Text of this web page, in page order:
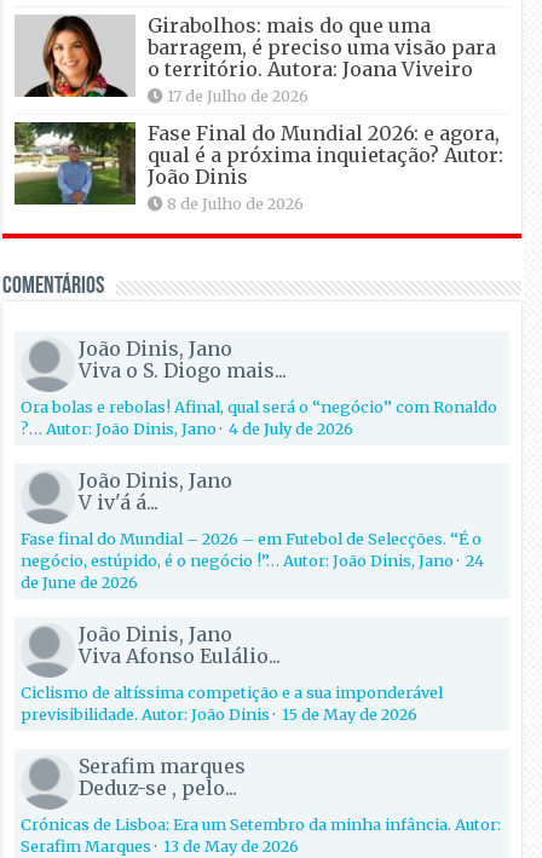
Girabolhos: mais do que uma
barragem, é preciso uma visão para
o território. Autora: Joana Viveiro
17 de Julho de 2026
Fase Final do Mundial 2026: e agora,
qual é a próxima inquietação? Autor:
João Dinis
8 de Julho de 2026
Comentários
João Dinis, Jano
Viva o S. Diogo mais...
Ora bolas e rebolas! Afinal, qual será o “negócio” com Ronaldo
?… Autor: João Dinis, Jano·4 de July de 2026
João Dinis, Jano
V iv'á á...
Fase final do Mundial – 2026 – em Futebol de Selecções. “É o
negócio, estúpido, é o negócio !”… Autor: João Dinis, Jano·24
de June de 2026
João Dinis, Jano
Viva Afonso Eulálio...
Ciclismo de altíssima competição e a sua imponderável
previsibilidade. Autor: João Dinis·15 de May de 2026
Serafim marques
Deduz-se , pelo...
Crónicas de Lisboa: Era um Setembro da minha infância. Autor:
Serafim Marques·13 de May de 2026